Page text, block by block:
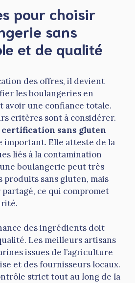
pour choisir
sans
et de qualité
des offres, il devient
les boulangeries en
avoir une confiance totale.
critères sont à considérer.
certification sans gluten
important. Elle atteste de la
liés à la contamination
boulangerie peut très
produits sans gluten, mais
ce qui compromet
des ingrédients doit
Les meilleurs artisans
issues de l’agriculture
et des fournisseurs locaux.
strict tout au long de la